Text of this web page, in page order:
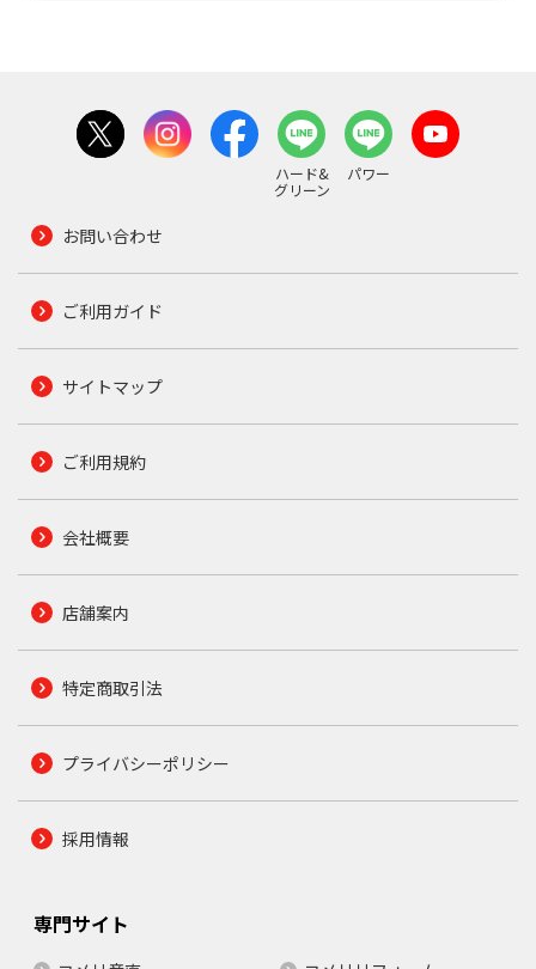
ハード&
グリーン
パワー
お問い合わせ
ご利用ガイド
サイトマップ
ご利用規約
会社概要
店舗案内
特定商取引法
プライバシーポリシー
採用情報
専門サイト